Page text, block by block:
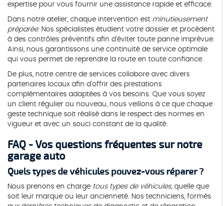
expertise pour vous fournir une assistance rapide et efficace.
Dans notre atelier, chaque intervention est minutieusement
préparée. Nos spécialistes étudient votre dossier et procèdent
à des contrôles préventifs afin d'éviter toute panne imprévue.
Ainsi, nous garantissons une continuité de service optimale
qui vous permet de reprendre la route en toute confiance.
De plus, notre centre de services collabore avec divers
partenaires locaux afin d'offrir des prestations
complémentaires adaptées à vos besoins. Que vous soyez
un client régulier ou nouveau, nous veillons à ce que chaque
geste technique soit réalisé dans le respect des normes en
vigueur et avec un souci constant de la qualité.
FAQ - Vos questions fréquentes sur notre
garage auto
Quels types de véhicules pouvez-vous réparer ?
Nous prenons en charge tous types de véhicules, quelle que
soit leur marque ou leur ancienneté. Nos techniciens, formés